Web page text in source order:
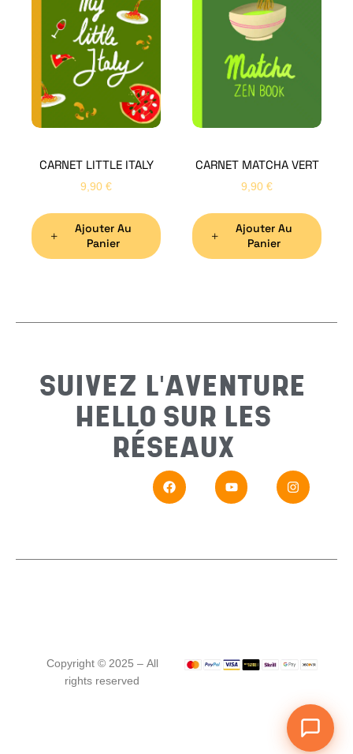
CARNET LITTLE ITALY
9,90 €
Ajouter Au
Panier
CARNET MATCHA VERT
9,90 €
Ajouter Au
Panier
SUIVEZ L'AVENTURE
HELLO SUR LES
RÉSEAUX
Copyright © 2025 – All
rights reserved